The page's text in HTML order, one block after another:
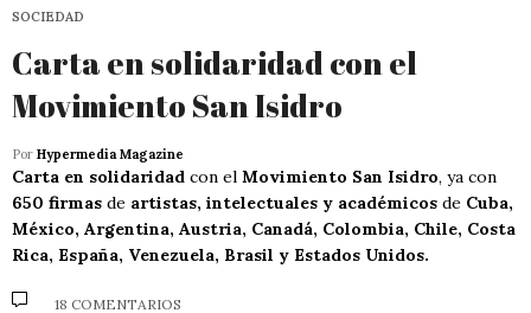
SOCIEDAD
Carta en solidaridad con el
Movimiento San Isidro
Por Hypermedia Magazine
Carta en solidaridad con el Movimiento San Isidro, ya con
650 firmas de artistas, intelectuales y académicos de Cuba,
México, Argentina, Austria, Canadá, Colombia, Chile, Costa
Rica, España, Venezuela, Brasil y Estados Unidos.
18 COMENTARIOS